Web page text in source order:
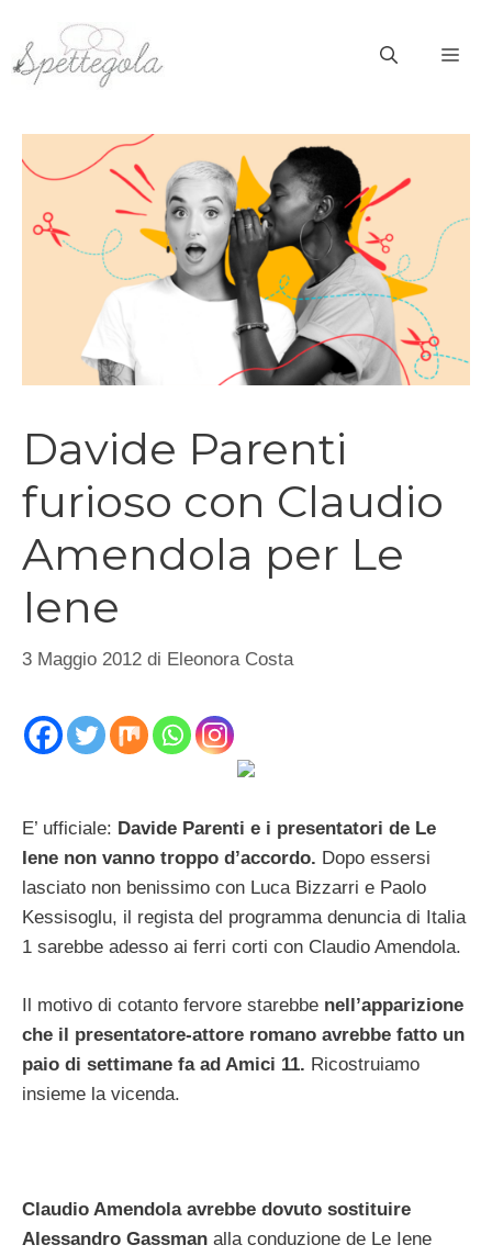
contenuto
Davide Parenti
furioso con Claudio
Amendola per Le
Iene
3 Maggio 2012 di Eleonora Costa
E’ ufficiale: Davide Parenti e i presentatori de Le
Iene non vanno troppo d’accordo. Dopo essersi
lasciato non benissimo con Luca Bizzarri e Paolo
Kessisoglu, il regista del programma denuncia di Italia
1 sarebbe adesso ai ferri corti con Claudio Amendola.
Il motivo di cotanto fervore starebbe nell’apparizione
che il presentatore-attore romano avrebbe fatto un
paio di settimane fa ad Amici 11. Ricostruiamo
insieme la vicenda.
Claudio Amendola avrebbe dovuto sostituire
Alessandro Gassman alla conduzione de Le Iene